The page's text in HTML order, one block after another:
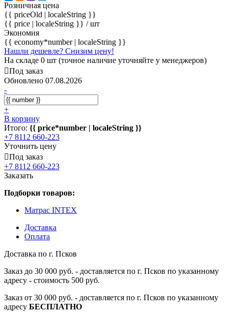
Розничная цена
{{ priceOld | localeString }}
{{ price | localeString }} / шт
Экономия
{{ economy*number | localeString }}
Нашли дешевле? Снизим цену!
На складе 0 шт (точное наличие уточняйте у менеджеров)
Под заказ
Обновлено 07.08.2026
-
+
В корзину
Итого: {{ price*number | localeString }}
+7 8112 660-223
Уточнить цену
Под заказ
+7 8112 660-223
Заказать
Подборки товаров:
Матрас INTEX
Доставка
Оплата
Доставка по г. Псков
Заказ до 30 000 руб. - доставляется по г. Псков по указанному
адресу - стоимость 500 руб.
Заказ от 30 000 руб. - доставляется по г. Псков по указанному
адресу БЕСПЛАТНО